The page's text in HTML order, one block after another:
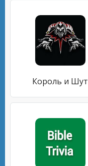
Король и Шут